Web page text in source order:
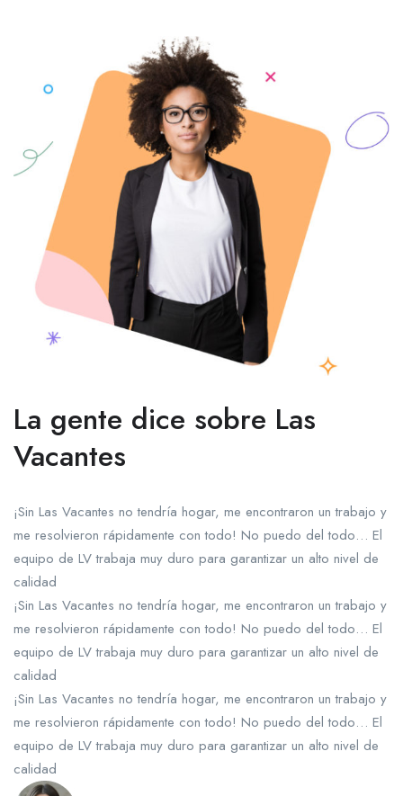
La gente dice sobre Las
Vacantes
¡Sin Las Vacantes no tendría hogar, me encontraron un trabajo y
me resolvieron rápidamente con todo! No puedo del todo… El
equipo de LV trabaja muy duro para garantizar un alto nivel de
calidad
¡Sin Las Vacantes no tendría hogar, me encontraron un trabajo y
me resolvieron rápidamente con todo! No puedo del todo… El
equipo de LV trabaja muy duro para garantizar un alto nivel de
calidad
¡Sin Las Vacantes no tendría hogar, me encontraron un trabajo y
me resolvieron rápidamente con todo! No puedo del todo… El
equipo de LV trabaja muy duro para garantizar un alto nivel de
calidad